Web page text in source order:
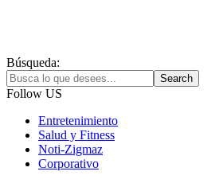
Búsqueda:
Follow US
Entretenimiento
Salud y Fitness
Noti-Zigmaz
Corporativo